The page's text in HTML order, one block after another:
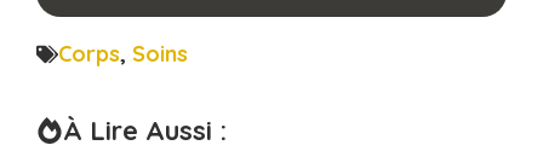
Corps, Soins
À Lire Aussi :